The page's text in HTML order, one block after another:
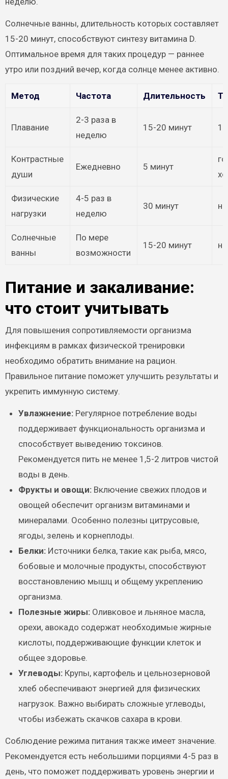
Солнечные ванны, длительность которых составляет
15-20 минут, способствуют синтезу витамина D.
Оптимальное время для таких процедур — раннее
утро или поздний вечер, когда солнце менее активно.
Метод Частота Длительность
Плавание
2-3 раза в
неделю
15-20 минут
Контрастные
души
Ежедневно 5 минут
Физические
нагрузки
4-5 раз в
неделю
30 минут
Солнечные
ванны
По мере
возможности
15-20 минут
Питание и закаливание:
что стоит учитывать
Для повышения сопротивляемости организма
инфекциям в рамках физической тренировки
необходимо обратить внимание на рацион.
Правильное питание поможет улучшить результаты и
укрепить иммунную систему.
Увлажнение:Регулярное потребление воды
поддерживает функциональность организма и
способствует выведению токсинов.
Рекомендуется пить не менее 1,5-2 литров чистой
воды в день.
Фрукты и овощи:Включение свежих плодов и
овощей обеспечит организм витаминами и
минералами. Особенно полезны цитрусовые,
ягоды, зелень и корнеплоды.
Белки:Источники белка, такие как рыба, мясо,
бобовые и молочные продукты, способствуют
восстановлению мышц и общему укреплению
организма.
Полезные жиры:Оливковое и льняное масла,
орехи, авокадо содержат необходимые жирные
кислоты, поддерживающие функции клеток и
общее здоровье.
Углеводы:Крупы, картофель и цельнозерновой
хлеб обеспечивают энергией для физических
нагрузок. Важно выбирать сложные углеводы,
чтобы избежать скачков сахара в крови.
Соблюдение режима питания также имеет значение.
Рекомендуется есть небольшими порциями 4-5 раз в
день, что поможет поддерживать уровень энергии и